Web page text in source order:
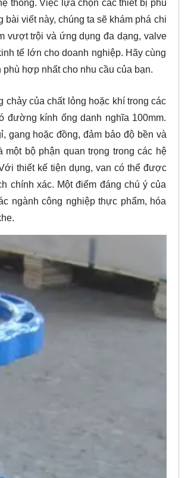
thống. Việc lựa chọn các thiết bị phù
bài viết này, chúng ta sẽ khám phá chi
vượt trội và ứng dụng đa dạng, valve
tế lớn cho doanh nghiệp. Hãy cùng
hợp nhất cho nhu cầu của bạn.
của chất lỏng hoặc khí trong các
đường kính ống danh nghĩa 100mm.
hoặc đồng, đảm bảo độ bền và
bộ phận quan trọng trong các hệ
thiết kế tiện dụng, van có thể được
chính xác. Một điểm đáng chú ý của
ngành công nghiệp thực phẩm, hóa